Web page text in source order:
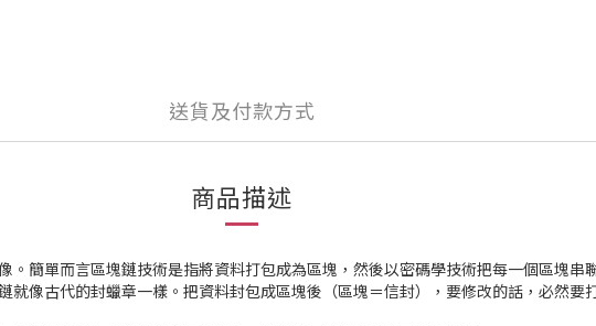
送貨及付款方式
商品描述
簡單而言區塊鏈技術是指將資料打包成為區塊，然後以密碼學技術把每一個區塊串
像古代的封蠟章一樣。把資料封包成區塊後（區塊＝信封），要修改的話，必然要